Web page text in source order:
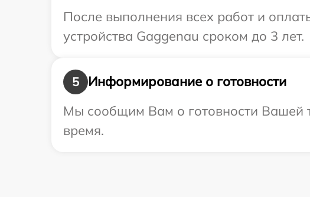
После выполнения всех работ и
устройства Gaggenau сроком до 3 лет.
5
Информирование о готовности
Мы сообщим Вам о готовности Вашей
время.